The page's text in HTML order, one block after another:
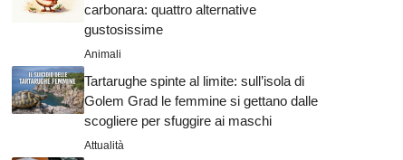
carbonara: quattro alternative
gustosissime
Animali
Tartarughe spinte al limite: sull’isola di
Golem Grad le femmine si gettano dalle
scogliere per sfuggire ai maschi
Attualità